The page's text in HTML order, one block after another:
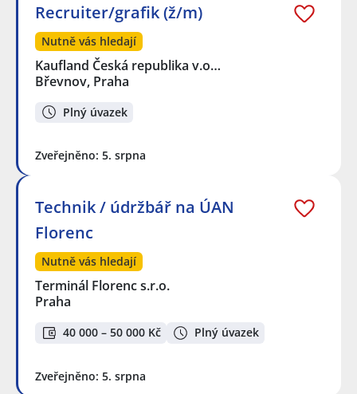
Recruiter/grafik (ž/m)
Nutně vás hledají
Kaufland Česká republika v.o…
Břevnov, Praha
Plný úvazek
Zveřejněno: 5. srpna
Technik / údržbář na ÚAN
Florenc
Nutně vás hledají
Terminál Florenc s.r.o.
Praha
40 000 – 50 000 Kč Plný úvazek
Zveřejněno: 5. srpna